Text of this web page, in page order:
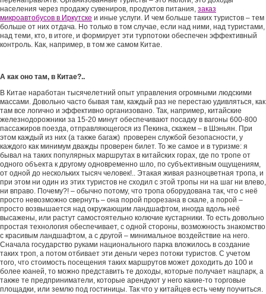
населения через продажу сувениров, продуктов питания, заказ
микроавтобусов в Иркутске и иные услуги. И чем больше таких туристов – тем
больше от них отдача. Но только в том случае, если над ними, над туристами,
над теми, кто, в итоге, и формирует эти турпотоки обеспечен эффективный
контроль. Как, например, в том же самом Китае.
А как оно там, в Китае?..
В Китае наработан тысячелетний опыт управления огромными людскими
массами. Довольно часто бывая там, каждый раз не перестаю удивляться, как
там все логично и эффективно организовано. Так, например, китайские
железнодорожники за 15-20 минут обеспечивают посадку в вагоны 600-800
пассажиров поезда, отправляющегося из Пекина, скажем – в Шэньян. При
этом каждый из них (а также багаж) проверен службой безопасности, у
каждого как минимум дважды проверен билет. То же самое и в туризме: я
бывал на таких популярных маршрутах в китайских горах, где по тропе от
одного объекта к другому одновременно шло, по субъективным ощущениям,
от одной до нескольких тысяч человек!.. Этакая живая разноцветная тропа, и
при этом ни один из этих туристов не сходил с этой тропы ни на шаг ни влево,
ни вправо. Почему?! – обычно потому, что тропа оборудована так, что с неё
просто невозможно свернуть – она порой прорезана в скале, а порой –
просто возвышается над окружающим ландшафтом, иногда вдоль неё
высажены, или растут самостоятельно колючие кустарники. То есть довольно
простая технология обеспечивает, с одной стороны, возможность знакомство
с красивым ландшафтом, а с другой – минимальное воздействие на него.
Сначала государство руками национального парка вложилось в создание
таких троп, а потом отбивает эти деньги через потоки туристов. С учетом
того, что стоимость посещения таких маршрутов может доходить до 100 и
более юаней, то можно представить те доходы, которые получает нацпарк, а
также те предприниматели, которые арендуют у него какие-то торговые
площадки, или землю под гостиницы. Так что у китайцев есть чему поучиться.